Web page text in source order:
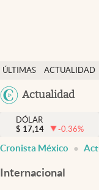
ÚLTIMAS
NOTICIAS
ACTUALIDAD
Actualidad
Actualidad
Finanzas y economía
Dólar y mercados
DÓLAR
$ 17,14 -0.36%
Cronista México
Internacional